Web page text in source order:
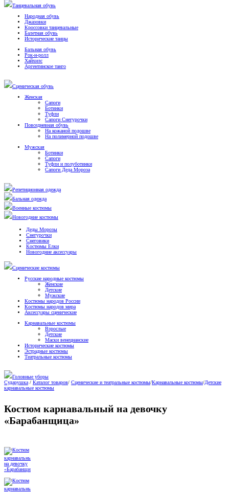
Танцевальная обувь
Народная обувь
Джазовки
Кроссовки танцевальные
Балетная обувь
Исторические танцы
Бальная обувь
Рок-н-ролл
Хайхилс
Аргентинское танго
Сценическая обувь
Женская
Сапоги
Ботинки
Туфли
Сапоги Снегурочки
Повседневная обувь
На кожаной подошве
На полимерной подошве
Мужская
Ботинки
Сапоги
Туфли и полуботинки
Сапоги Деда Мороза
Репетиционная одежда
Бальная одежда
Военные костюмы
Новогодние костюмы
Деды Морозы
Снегурочки
Снеговики
Костюмы Елки
Новогодние аксессуары
Сценические костюмы
Русские народные костюмы
Женские
Детские
Мужские
Костюмы народов России
Костюмы народов мира
Аксессуары сценические
Карнавальные костюмы
Взрослые
Детские
Маски венецианские
Исторические костюмы
Эстрадные костюмы
Театральные костюмы
Головные уборы
Сударушка / Каталог товаров/ Сценические и театральные костюмы/Карнавальные костюмы/Детские
карнавальные костюмы
Костюм карнавальный на девочку
«Барабанщица»